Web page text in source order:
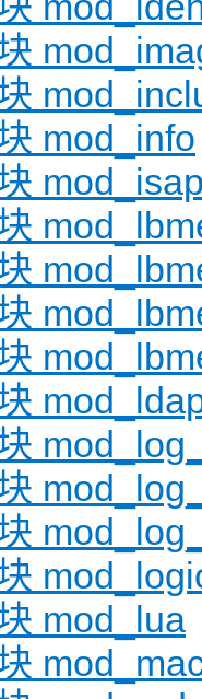
mod_info
mod_lua